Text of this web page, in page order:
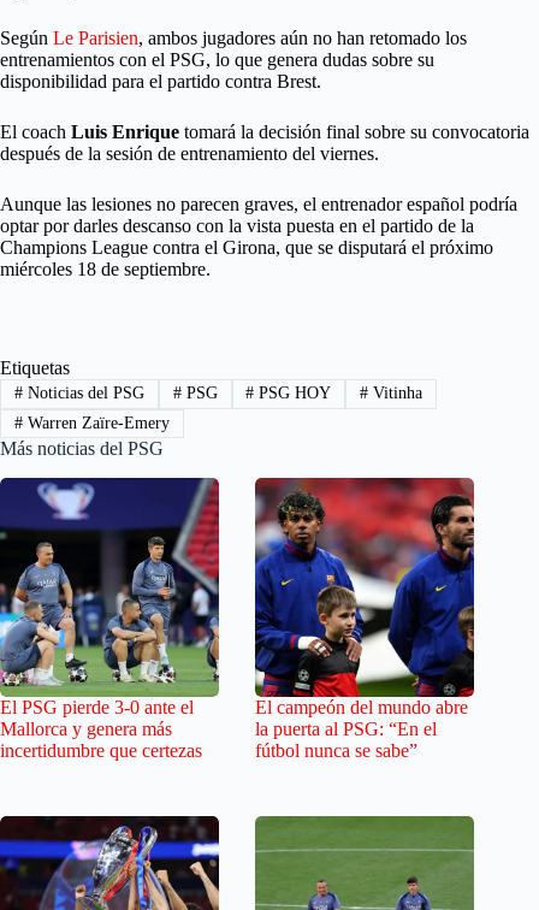
Según Le Parisien, ambos jugadores aún no han retomado los
entrenamientos con el PSG, lo que genera dudas sobre su
disponibilidad para el partido contra Brest.
El coach Luis Enrique tomará la decisión final sobre su convocatoria
después de la sesión de entrenamiento del viernes.
Aunque las lesiones no parecen graves, el entrenador español podría
optar por darles descanso con la vista puesta en el partido de la
Champions League contra el Girona, que se disputará el próximo
miércoles 18 de septiembre.
Etiquetas
#Noticias del PSG #PSG # PSG HOY # Vitinha
#Warren Zaïre-Emery
Más noticias del PSG
El PSG pierde 3-0 ante el
Mallorca y genera más
incertidumbre que certezas
El campeón del mundo abre
la puerta al PSG: “En el
fútbol nunca se sabe”